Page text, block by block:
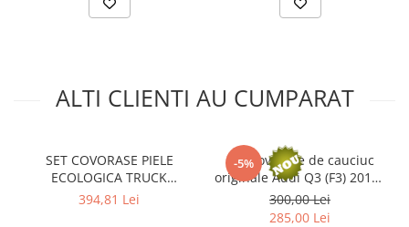
ALTI CLIENTI AU CUMPARAT
SET COVORASE PIELE
ECOLOGICA TRUCK
UMBRELLA PENTRU
394,81 Lei
-5%
Set Covorase de cauciuc
originale Audi Q3 (F3) 2019+
83A061511041, Set spate
300,00 Lei
285,00 Lei